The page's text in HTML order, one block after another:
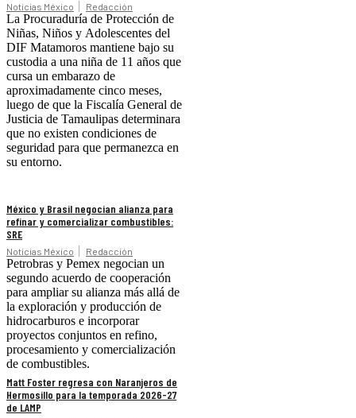
Noticias México Redacción
La Procuraduría de Protección de
Niñas, Niños y Adolescentes del
DIF Matamoros mantiene bajo su
custodia a una niña de 11 años que
cursa un embarazo de
aproximadamente cinco meses,
luego de que la Fiscalía General de
Justicia de Tamaulipas determinara
que no existen condiciones de
seguridad para que permanezca en
su entorno.
México y Brasil negocian alianza para
refinar y comercializar combustibles:
SRE
Noticias México Redacción
Petrobras y Pemex negocian un
segundo acuerdo de cooperación
para ampliar su alianza más allá de
la exploración y producción de
hidrocarburos e incorporar
proyectos conjuntos en refino,
procesamiento y comercialización
de combustibles.
Matt Foster regresa con Naranjeros de
Hermosillo para la temporada 2026-27
de LAMP